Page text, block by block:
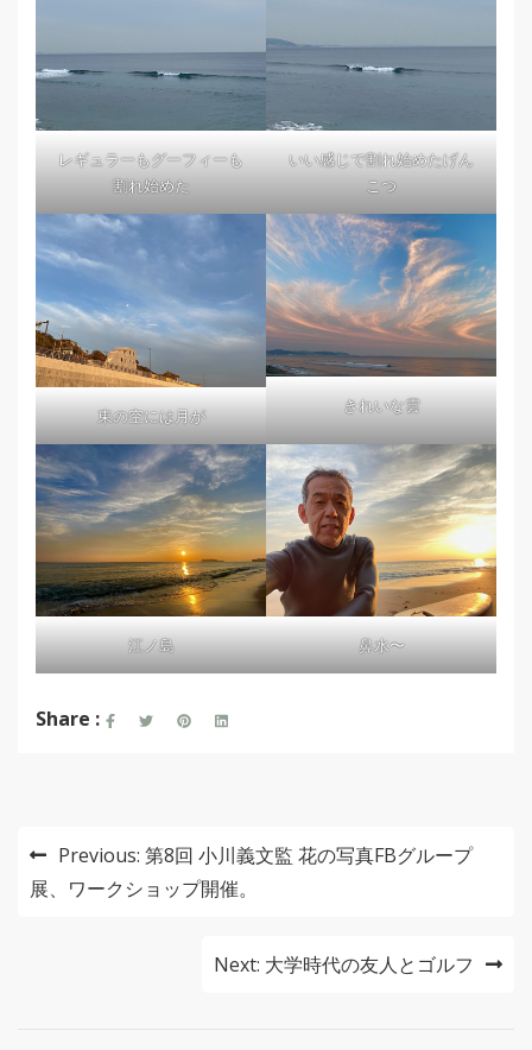
レギュラーもグーフィーも
割れ始めた
いい感じで割れ始めたげん
こつ
東の空には月が
きれいな雲
江ノ島 鼻水〜
Share :
投
稿
Previous: 第8回 小川義文監 花の写真FBグループ
展、ワークショップ開催。
Next: 大学時代の友人とゴルフ